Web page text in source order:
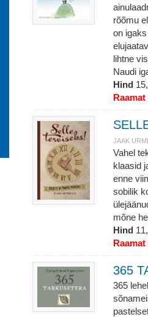
rõõmu
on
lihtne
Naudi
Hind
JAAK
Vahel
klaasid
enne
sobilik
mõne
Hind
365
365